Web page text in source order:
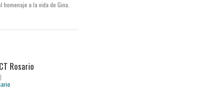
homenaje a la vida de Gina.
Rosario